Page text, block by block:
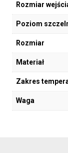
Rozmiar
Poziom
Rozmiar
Materiał
Zakres
Waga